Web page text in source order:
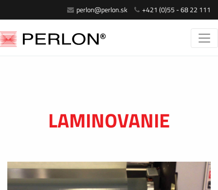
perlon@perlon.sk +421 (0)55 - 68 22 111
LAMINOVANIE